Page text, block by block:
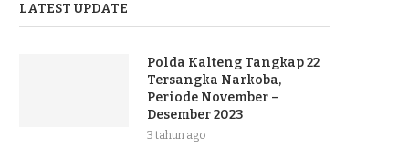
LATEST UPDATE
Polda Kalteng Tangkap 22
Tersangka Narkoba,
Periode November –
Desember 2023
3 tahun ago